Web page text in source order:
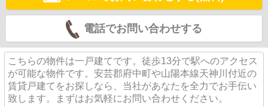
電話でお問い合わせする
こちらの物件は一戸建てです。徒歩13分で駅へのアクセス
が可能な物件です。安芸郡府中町や山陽本線天神川付近の
賃貸戸建てをお探しなら、当社があなたを全力でお手伝い
致します。まずはお気軽にお問い合わせください。